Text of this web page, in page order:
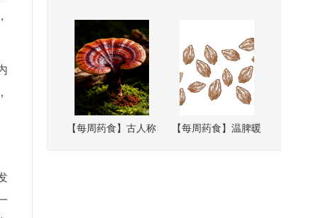
【每周药食】古人称
【每周药食】温脾暖